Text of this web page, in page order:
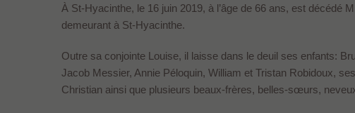
À St-Hyacinthe, le 16 juin 2019, à l’âge de 66 ans, est décédé
demeurant à St-Hyacinthe.
Outre sa conjointe Louise, il laisse dans le deuil ses enfants:
Jacob Messier, Annie Péloquin, William et Tristan Robidoux,
Christian ainsi que plusieurs beaux-frères, belles-sœurs,